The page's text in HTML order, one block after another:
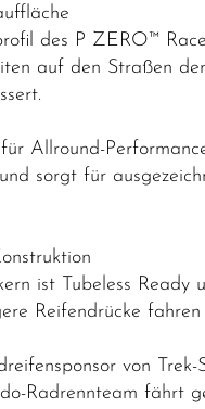
des P ZERO™
auf den Straßen
Allround-
sorgt für
ist Tubeless
Reifendrücke fahren
von Trek-
Radrennteam fährt